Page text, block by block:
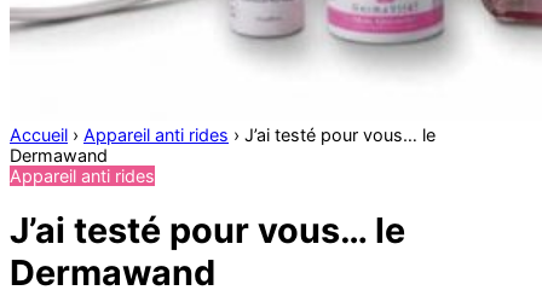
Accueil › Appareil anti rides › J’ai testé pour vous… le
Dermawand
Appareil anti rides
J’ai testé pour vous… le
Dermawand